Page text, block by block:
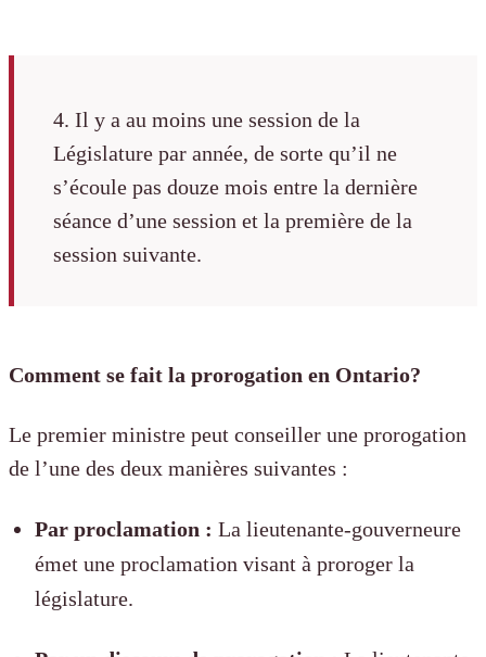
4. Il y a au moins une session de la
Législature par année, de sorte qu’il ne
s’écoule pas douze mois entre la dernière
séance d’une session et la première de la
session suivante.
Comment se fait la prorogation en Ontario?
Le premier ministre peut conseiller une prorogation
de l’une des deux manières suivantes :
Par proclamation : La lieutenante-gouverneure
émet une proclamation visant à proroger la
législature.